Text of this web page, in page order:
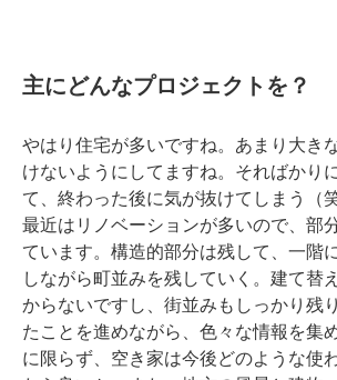
主にどんなプロジェクトを？
やはり住宅が多いですね。あまり大き
けないようにしてますね。そればかり
て、終わった後に気が抜けてしまう（笑
最近はリノベーションが多いので、部
ています。構造的部分は残して、一階
しながら町並みを残していく。建て替
からないですし、街並みもしっかり残
たことを進めながら、色々な情報を集
に限らず、空き家は今後どのような使